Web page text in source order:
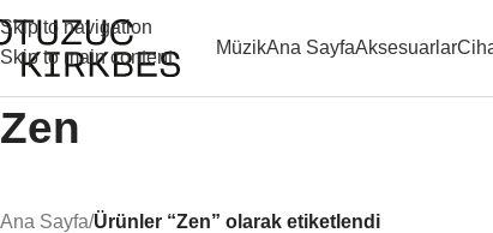
Skip to navigation
Skip to main content
MüzikAna SayfaAksesuarlar
Zen
Ana Sayfa/Ürünler “Zen” olarak etiketlendi